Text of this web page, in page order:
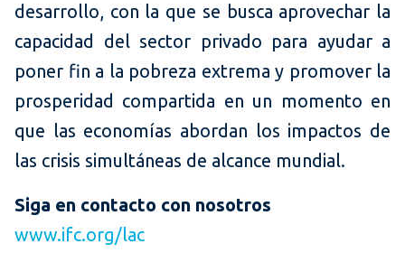
desarrollo, con la que se busca aprovechar la
capacidad del sector privado para ayudar a
poner fin a la pobreza extrema y promover la
prosperidad compartida en un momento en
que las economías abordan los impactos de
las crisis simultáneas de alcance mundial.
Siga en contacto con nosotros
www.ifc.org/lac